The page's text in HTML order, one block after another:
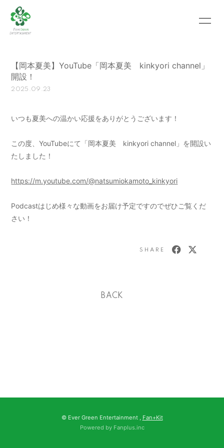
SCHEDULE PROFILE
MOVIE BLOG
RECRUIT CONTACT
会員登録 ログイン
【岡本夏美】YouTube「岡本夏美 kinkyori channel」
開設！
2025.09.23
いつも夏美への温かい応援をありがとうございます！
この度、YouTubeにて「岡本夏美 kinkyori channel」を開設い
たしました！
https://m.youtube.com/@natsumiokamoto_kinkyori
Podcastはじめ様々な動画をお届け予定ですのでぜひご覧くだ
さい！
SHARE
BACK
© Ever Green Entertainment , Fan+Kit
Powered by Fanplus.inc